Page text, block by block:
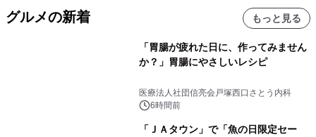
グルメの新着 もっと見る
「胃腸が疲れた日に、作ってみません
か？」胃腸にやさしいレシピ
医療法人社団信亮会戸塚西口さとう内科
6時間前
「ＪＡタウン」で「魚の日限定セー